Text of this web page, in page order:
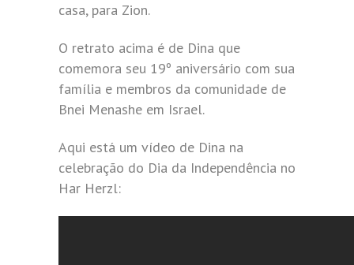
casa, para Zion.
O retrato acima é de Dina que
comemora seu 19º aniversário com sua
família e membros da comunidade de
Bnei Menashe em Israel.
Aqui está um vídeo de Dina na
celebração do Dia da Independência no
Har Herzl: